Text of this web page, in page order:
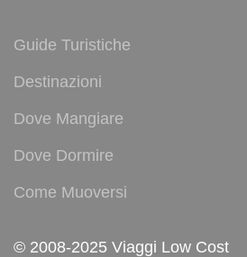
Guide Turistiche
Destinazioni
Dove Mangiare
Dove Dormire
Come Muoversi
© 2008-2025 Viaggi Low Cost